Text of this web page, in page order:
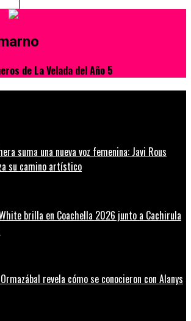
de La Velada del Año 5
suma una nueva voz femenina: Javi Rous
su camino artístico
brilla en Coachella 2026 junto a Cachirula
revela cómo se conocieron con Alanys